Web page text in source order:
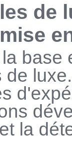
de
base
de luxe.
la